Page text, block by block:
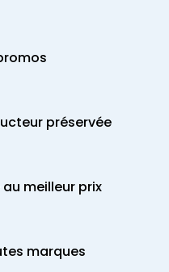
préservée
meilleur prix
marques